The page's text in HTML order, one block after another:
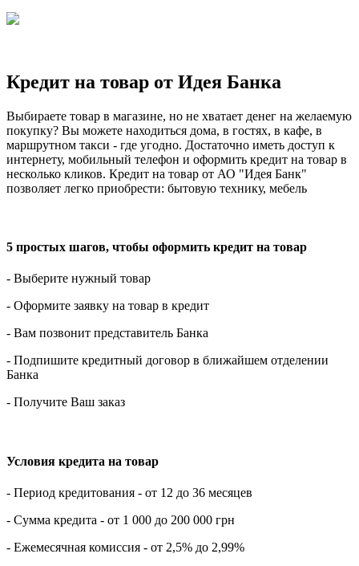
Кредит на товар от Идея Банка
Выбираете товар в магазине, но не хватает денег на желаемую
покупку? Вы можете находиться дома, в гостях, в кафе, в
маршрутном такси - где угодно. Достаточно иметь доступ к
интернету, мобильный телефон и оформить кредит на товар в
несколько кликов. Кредит на товар от АО "Идея Банк"
позволяет легко приобрести: бытовую технику, мебель
5 простых шагов, чтобы оформить кредит на товар
- Выберите нужный товар
- Оформите заявку на товар в кредит
- Вам позвонит представитель Банка
- Подпишите кредитный договор в ближайшем отделении
Банка
- Получите Ваш заказ
Условия кредита на товар
- Период кредитования - от 12 до 36 месяцев
- Сумма кредита - от 1 000 до 200 000 грн
- Ежемесячная комиссия - от 2,5% до 2,99%